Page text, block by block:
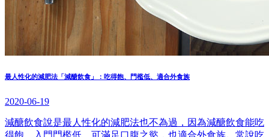
最人性化的減肥法「減醣飲食」：吃得飽、門檻低、適合外食族
2020-06-19
減醣飲食說是最人性化的減肥法也不為過，因為減醣飲食能吃